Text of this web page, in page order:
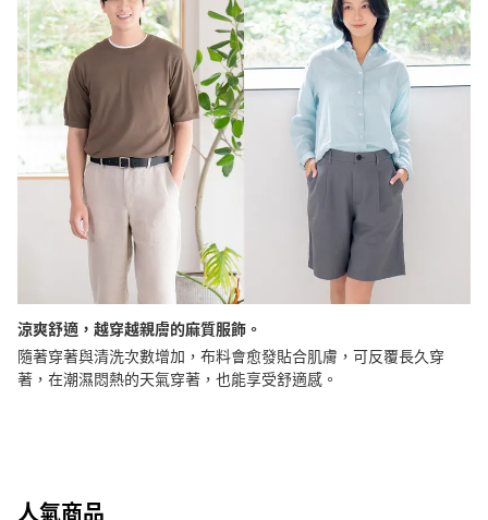
涼爽舒適，越穿越親膚的麻質服飾。
隨著穿著與清洗次數增加，布料會愈發貼合肌膚，可反覆長久穿
著，在潮濕悶熱的天氣穿著，也能享受舒適感。
人氣商品